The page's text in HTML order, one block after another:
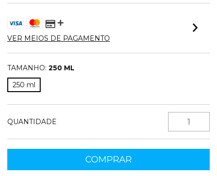
VER MEIOS DE PAGAMENTO
TAMANHO: 250 ML
250 ml
QUANTIDADE